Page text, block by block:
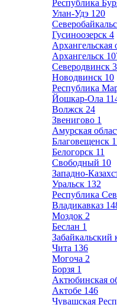
Республика
Улан-Удэ 120
Гусиноозерск 4
Архангельская
Архангельск
Северодвинск
Новодвинск 10
Республика
Йошкар-Ола
Волжск 24
Звенигово 1
Амурская
Благовещенск
Белогорск 11
Свободный 10
Западно-
Уральск 132
Республика
Владикавказ
Моздок 2
Беслан 1
Забайкальский
Чита 136
Могоча 2
Борзя 1
Актюбинская
Актобе 146
Чувашская